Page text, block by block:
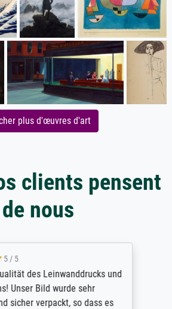
plus d'œuvres d'art
clients pensent
de nous
5 / 5
des Leinwanddrucks und
Unser Bild wurde sehr
sicher verpackt, so dass es